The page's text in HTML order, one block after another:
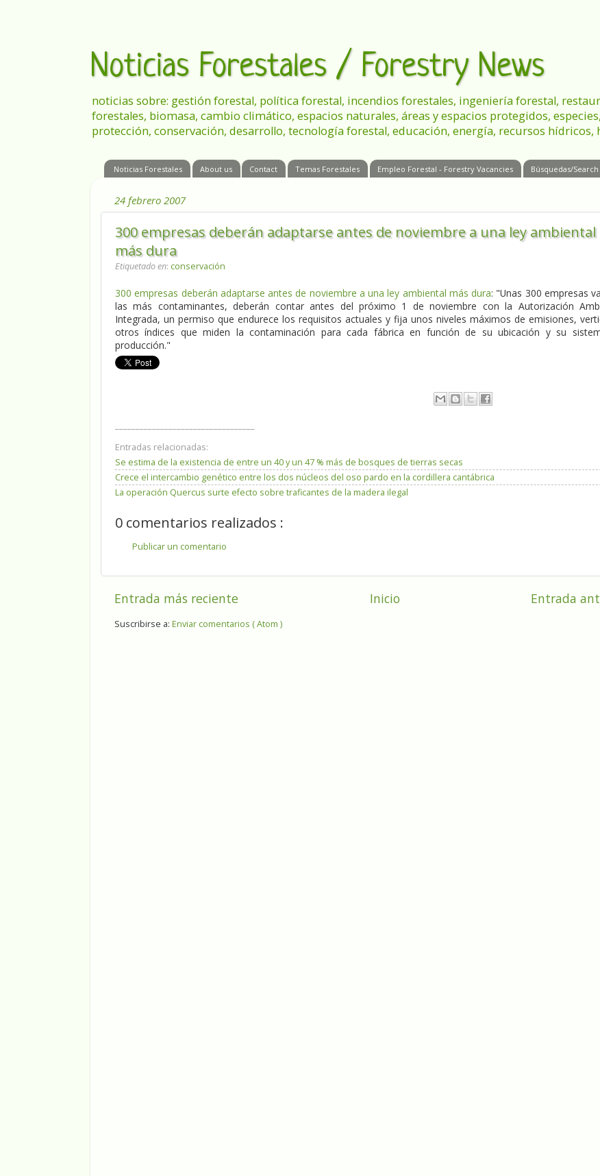
Noticias Forestales / Forestry News
noticias sobre: gestión forestal, política forestal, incendios forestales, ingeniería forestal,
forestales, biomasa, cambio climático, espacios naturales, áreas y espacios protegidos,
protección, conservación, desarrollo, tecnología forestal, educación, energía, recursos
Noticias Forestales About us Contact Temas Forestales Empleo Forestal - Forestry Vacancies Búsquedas/Search
24 febrero 2007
300 empresas deberán adaptarse antes de noviembre a una ley ambiental
más dura
Etiquetado en: conservación
300 empresas deberán adaptarse antes de noviembre a una ley ambiental más dura: "Unas 300 empresas
las más contaminantes, deberán contar antes del próximo 1 de noviembre con la Autorización
Integrada, un permiso que endurece los requisitos actuales y fija unos niveles máximos de emisiones,
otros índices que miden la contaminación para cada fábrica en función de su ubicación y su
producción."
Entradas relacionadas:
Se estima de la existencia de entre un 40 y un 47 % más de bosques de tierras secas
Crece el intercambio genético entre los dos núcleos del oso pardo en la cordillera cantábrica
La operación Quercus surte efecto sobre traficantes de la madera ilegal
0 comentarios realizados :
Publicar un comentario
Entrada más reciente Entrada
Inicio
Suscribirse a: Enviar comentarios ( Atom )